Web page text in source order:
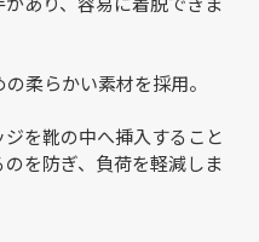
柔らかい素材を採用。
を靴の中へ挿入すること
を防ぎ、負荷を軽減しま